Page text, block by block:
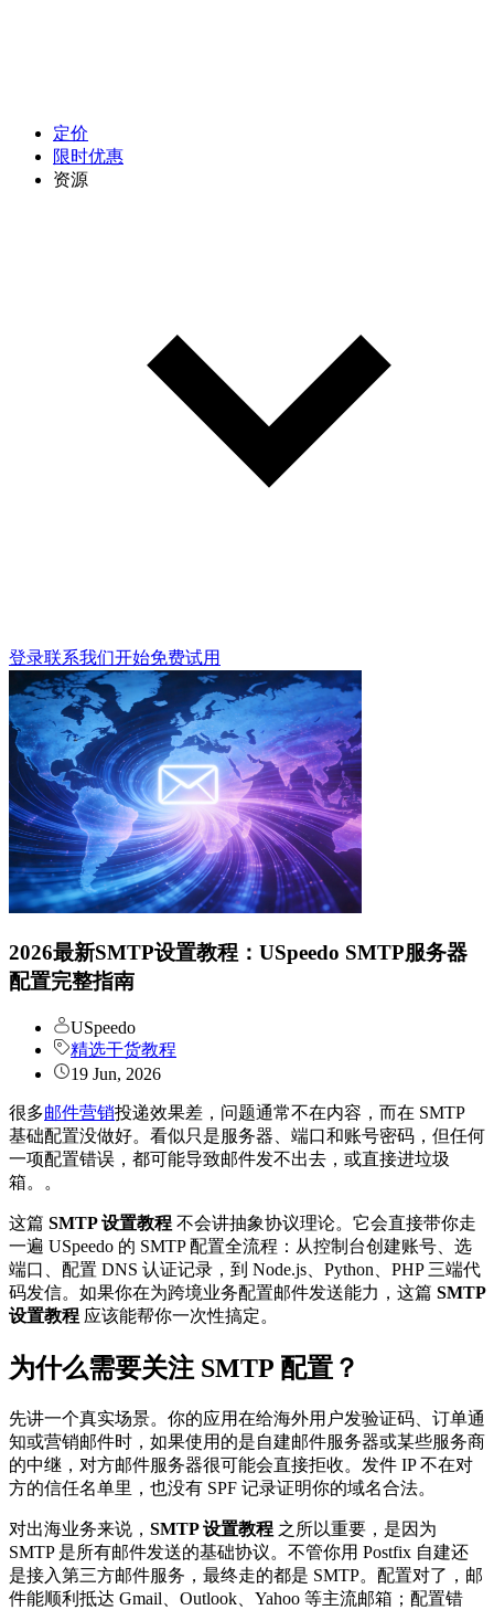
定价
限时优惠
资源
登录联系我们开始免费试用
2026最新SMTP设置教程：USpeedo SMTP服务器
配置完整指南
USpeedo
精选干货教程
19 Jun, 2026
很多邮件营销投递效果差，问题通常不在内容，而在 SMTP
基础配置没做好。看似只是服务器、端口和账号密码，但任何
一项配置错误，都可能导致邮件发不出去，或直接进垃圾
箱。。
这篇 SMTP 设置教程 不会讲抽象协议理论。它会直接带你走
一遍 USpeedo 的 SMTP 配置全流程：从控制台创建账号、选
端口、配置 DNS 认证记录，到 Node.js、Python、PHP 三端代
码发信。如果你在为跨境业务配置邮件发送能力，这篇 SMTP
设置教程 应该能帮你一次性搞定。
为什么需要关注 SMTP 配置？
先讲一个真实场景。你的应用在给海外用户发验证码、订单通
知或营销邮件时，如果使用的是自建邮件服务器或某些服务商
的中继，对方邮件服务器很可能会直接拒收。发件 IP 不在对
方的信任名单里，也没有 SPF 记录证明你的域名合法。
对出海业务来说， SMTP 设置教程 之所以重要，是因为
SMTP 是所有邮件发送的基础协议。不管你用 Postfix 自建还
是接入第三方邮件服务，最终走的都是 SMTP。配置对了，邮
件能顺利抵达 Gmail、Outlook、Yahoo 等主流邮箱；配置错